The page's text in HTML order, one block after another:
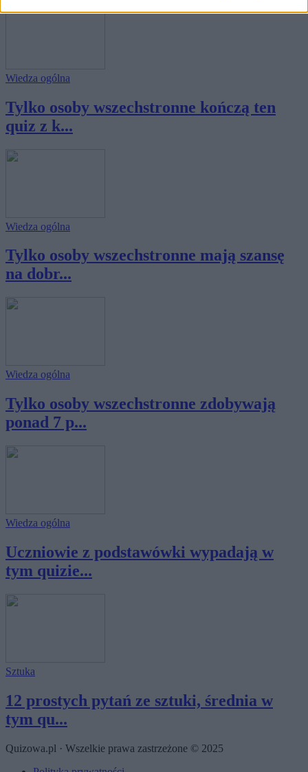
Wiedza ogólna
Tylko osoby wszechstronne kończą ten
quiz z k...
Wiedza ogólna
Tylko osoby wszechstronne mają szansę
na dobr...
Wiedza ogólna
Tylko osoby wszechstronne zdobywają
ponad 7 p...
Wiedza ogólna
Uczniowie z podstawówki wypadają w
tym quizie...
Sztuka
12 prostych pytań ze sztuki, średnia w
tym qu...
Quizowa.pl · Wszelkie prawa zastrzeżone © 2025